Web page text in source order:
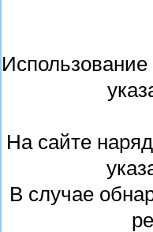
Использование
На сайте
В случае